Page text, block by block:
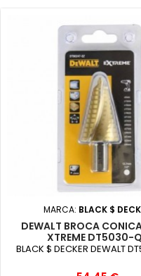
MARCA: BLACK $
DEWALT BROCA
XTREME DT5030-
BLACK $ DECKER DEWALT